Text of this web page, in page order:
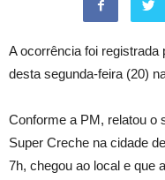
A ocorrência foi registrada
desta segunda-feira (20)
Conforme a PM, relatou o
Super Creche na cidade
7h, chegou ao local e que